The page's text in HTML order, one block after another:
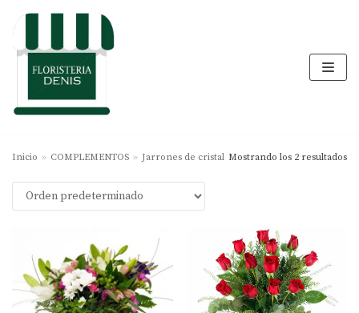
Saltar
contenido
Inicio » COMPLEMENTOS » Jarrones de cristal Mostrando los 2 resultados